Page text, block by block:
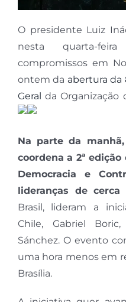
O presidente Luiz
nesta quarta-
compromissos em
ontem da abertura da
Geral da Organização
Na parte da
coordena a 2ª
Democracia e
lideranças de
Brasil, lideram a
Chile, Gabriel
Sánchez. O evento
uma hora menos em
Brasília.